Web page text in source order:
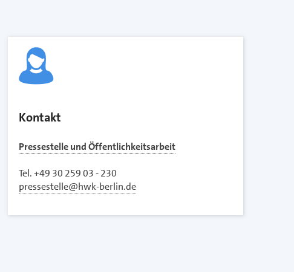
Kontakt
Pressestelle und Öffentlichkeitsarbeit
Tel. +49 30 259 03 - 230
pressestelle@hwk-berlin.de